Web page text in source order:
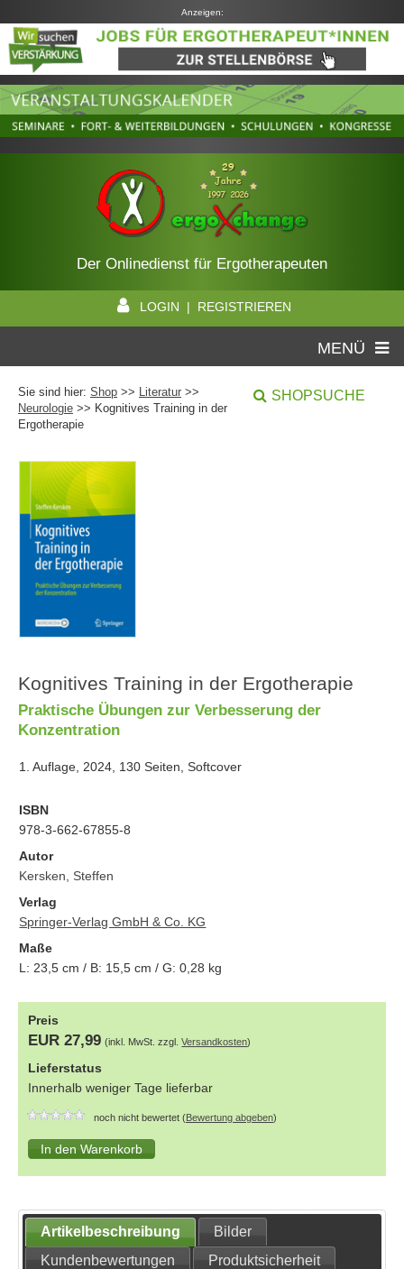
Anzeigen:
Der Onlinedienst für Ergotherapeuten
LOGIN | REGISTRIEREN
MENÜ
Sie sind hier: Shop >> Literatur >>
Neurologie >> Kognitives Training in der
Ergotherapie
SHOPSUCHE
Kognitives Training in der Ergotherapie
Praktische Übungen zur Verbesserung der
Konzentration
1. Auflage, 2024, 130 Seiten, Softcover
ISBN
978-3-662-67855-8
Autor
Kersken, Steffen
Verlag
Springer-Verlag GmbH & Co. KG
Maße
L: 23,5 cm / B: 15,5 cm / G:0,28 kg
Preis
EUR 27,99 (inkl. MwSt. zzgl.Versandkosten)
Lieferstatus
Innerhalb weniger Tage lieferbar
noch nicht bewertet (Bewertung abgeben)
Artikelbeschreibung
Bilder
Kundenbewertungen
Produktsicherheit